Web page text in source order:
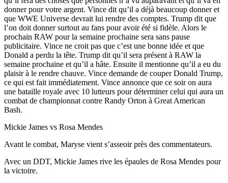
donner pour votre argent. Vince dit qu’il a déjà beaucoup donner et
que WWE Universe devrait lui rendre des comptes. Trump dit que
l’on doit donner surtout au fans pour avoir été si fidèle. Alors le
prochain RAW pour la semaine prochaine sera sans pause
publicitaire. Vince ne croit pas que c’est une bonne idée et que
Donald a perdu la tête. Trump dit qu’il sera présent à RAW la
semaine prochaine et qu’il a hâte. Ensuite il mentionne qu’il a eu du
plaisir à le rendre chauve. Vince demande de couper Donald Trump,
ce qui est fait immédiatement. Vince annonce que ce soir on aura
une bataille royale avec 10 lutteurs pour déterminer celui qui aura un
combat de championnat contre Randy Orton à Great American
Bash.
Mickie James vs Rosa Mendes
Avant le combat, Maryse vient s’asseoir près des commentateurs.
Avec un DDT, Mickie James rive les épaules de Rosa Mendes pour
la victoire.